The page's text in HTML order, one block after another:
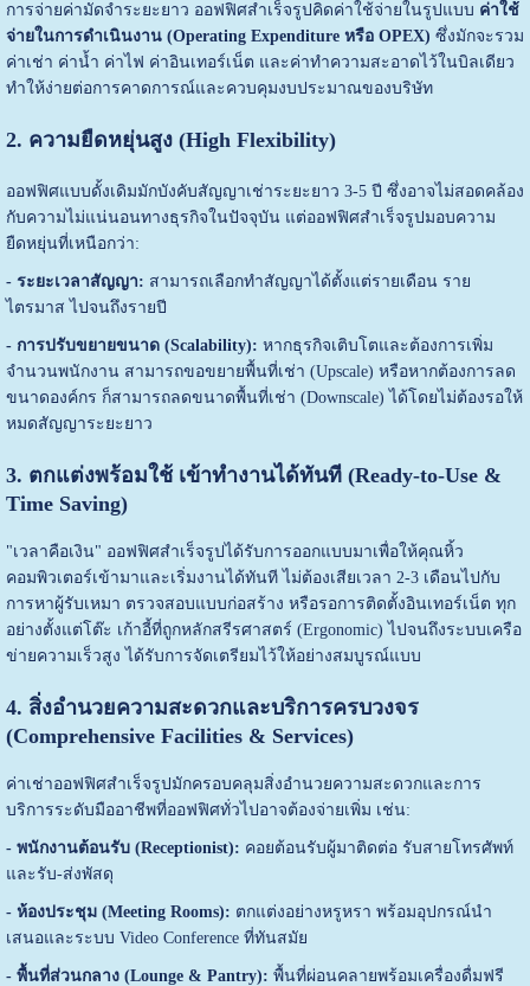
การจ่ายค่ามัดจำระยะยาว ออฟฟิศสำเร็จรูปคิดค่าใช้จ่ายในรูปแบบ ค่าใช้
จ่ายในการดำเนินงาน (Operating Expenditure หรือ OPEX) ซึ่งมักจะรวม
ค่าเช่า ค่าน้ำ ค่าไฟ ค่าอินเทอร์เน็ต และค่าทำความสะอาดไว้ในบิลเดียว
ทำให้ง่ายต่อการคาดการณ์และควบคุมงบประมาณของบริษัท
2. ความยืดหยุ่นสูง (High Flexibility)
ออฟฟิศแบบดั้งเดิมมักบังคับสัญญาเช่าระยะยาว 3-5 ปี ซึ่งอาจไม่สอดคล้อง
กับความไม่แน่นอนทางธุรกิจในปัจจุบัน แต่ออฟฟิศสำเร็จรูปมอบความ
ยืดหยุ่นที่เหนือกว่า:
- ระยะเวลาสัญญา: สามารถเลือกทำสัญญาได้ตั้งแต่รายเดือน ราย
ไตรมาส ไปจนถึงรายปี
- การปรับขยายขนาด (Scalability): หากธุรกิจเติบโตและต้องการเพิ่ม
จำนวนพนักงาน สามารถขอขยายพื้นที่เช่า (Upscale) หรือหากต้องการลด
ขนาดองค์กร ก็สามารถลดขนาดพื้นที่เช่า (Downscale) ได้โดยไม่ต้องรอให้
หมดสัญญาระยะยาว
3. ตกแต่งพร้อมใช้ เข้าทำงานได้ทันที (Ready-to-Use &
Time Saving)
"เวลาคือเงิน" ออฟฟิศสำเร็จรูปได้รับการออกแบบมาเพื่อให้คุณหิ้ว
คอมพิวเตอร์เข้ามาและเริ่มงานได้ทันที ไม่ต้องเสียเวลา 2-3 เดือนไปกับ
การหาผู้รับเหมา ตรวจสอบแบบก่อสร้าง หรือรอการติดตั้งอินเทอร์เน็ต ทุก
อย่างตั้งแต่โต๊ะ เก้าอี้ที่ถูกหลักสรีรศาสตร์ (Ergonomic) ไปจนถึงระบบเครือ
ข่ายความเร็วสูง ได้รับการจัดเตรียมไว้ให้อย่างสมบูรณ์แบบ
4. สิ่งอำนวยความสะดวกและบริการครบวงจร
(Comprehensive Facilities & Services)
ค่าเช่าออฟฟิศสำเร็จรูปมักครอบคลุมสิ่งอำนวยความสะดวกและการ
บริการระดับมืออาชีพที่ออฟฟิศทั่วไปอาจต้องจ่ายเพิ่ม เช่น:
- พนักงานต้อนรับ (Receptionist): คอยต้อนรับผู้มาติดต่อ รับสายโทรศัพท์
และรับ-ส่งพัสดุ
- ห้องประชุม (Meeting Rooms): ตกแต่งอย่างหรูหรา พร้อมอุปกรณ์นำ
เสนอและระบบ Video Conference ที่ทันสมัย
- พื้นที่ส่วนกลาง (Lounge & Pantry): พื้นที่ผ่อนคลายพร้อมเครื่องดื่มฟรี